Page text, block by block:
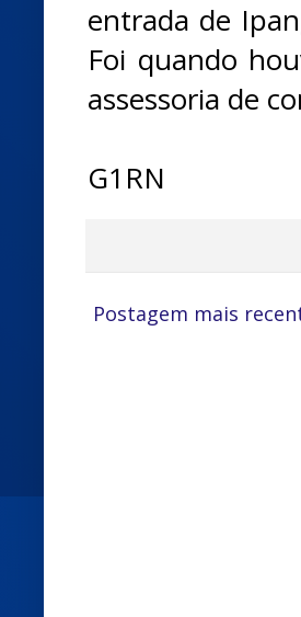
entrada de
Foi quando
assessoria de
G1RN
Postagem mais